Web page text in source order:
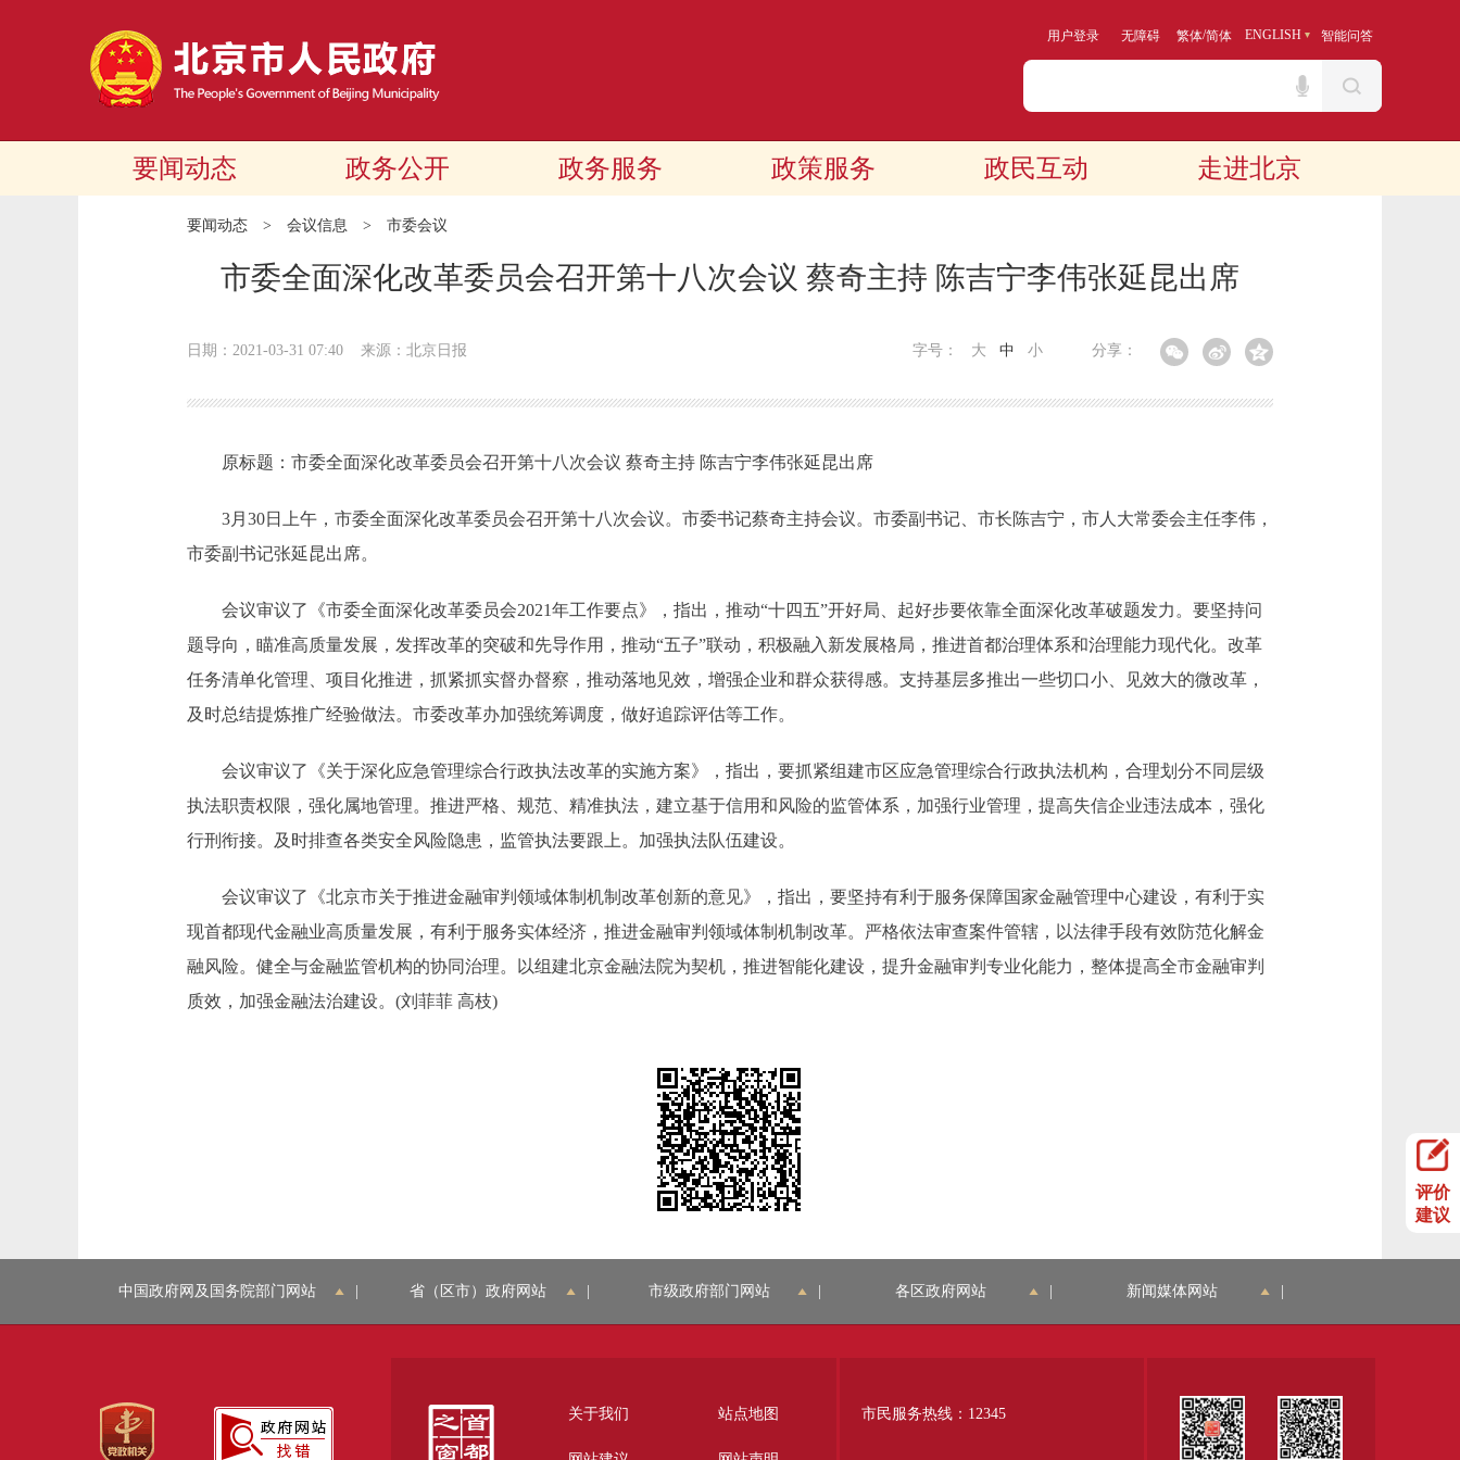
用户登录 无障碍 繁体/简体 ENGLISH 智能问答
要闻动态 政务公开 政务服务 政策服务 政民互动 走进北京
要闻动态 > 会议信息 > 市委会议
市委全面深化改革委员会召开第十八次会议 蔡奇主持 陈吉宁李伟张延昆出席
日期：2021-03-31 07:40 来源：北京日报 分享：
字号： 大 中 小
原标题：市委全面深化改革委员会召开第十八次会议 蔡奇主持 陈吉宁李伟张延昆出席
3月30日上午，市委全面深化改革委员会召开第十八次会议。市委书记蔡奇主持会议。市委副书记、市长陈吉宁，市人大常委会主任李伟，
市委副书记张延昆出席。
会议审议了《市委全面深化改革委员会2021年工作要点》，指出，推动“十四五”开好局、起好步要依靠全面深化改革破题发力。要坚持问
题导向，瞄准高质量发展，发挥改革的突破和先导作用，推动“五子”联动，积极融入新发展格局，推进首都治理体系和治理能力现代化。改革
任务清单化管理、项目化推进，抓紧抓实督办督察，推动落地见效，增强企业和群众获得感。支持基层多推出一些切口小、见效大的微改革，
及时总结提炼推广经验做法。市委改革办加强统筹调度，做好追踪评估等工作。
会议审议了《关于深化应急管理综合行政执法改革的实施方案》，指出，要抓紧组建市区应急管理综合行政执法机构，合理划分不同层级
执法职责权限，强化属地管理。推进严格、规范、精准执法，建立基于信用和风险的监管体系，加强行业管理，提高失信企业违法成本，强化
行刑衔接。及时排查各类安全风险隐患，监管执法要跟上。加强执法队伍建设。
会议审议了《北京市关于推进金融审判领域体制机制改革创新的意见》，指出，要坚持有利于服务保障国家金融管理中心建设，有利于实
现首都现代金融业高质量发展，有利于服务实体经济，推进金融审判领域体制机制改革。严格依法审查案件管辖，以法律手段有效防范化解金
融风险。健全与金融监管机构的协同治理。以组建北京金融法院为契机，推进智能化建设，提升金融审判专业化能力，整体提高全市金融审判
质效，加强金融法治建设。(刘菲菲 高枝)
评价
建议
中国政府网及国务院部门网站 省（区市）政府网站 市级政府部门网站 各区政府网站 新闻媒体网站
关于我们 站点地图 市民服务热线：12345